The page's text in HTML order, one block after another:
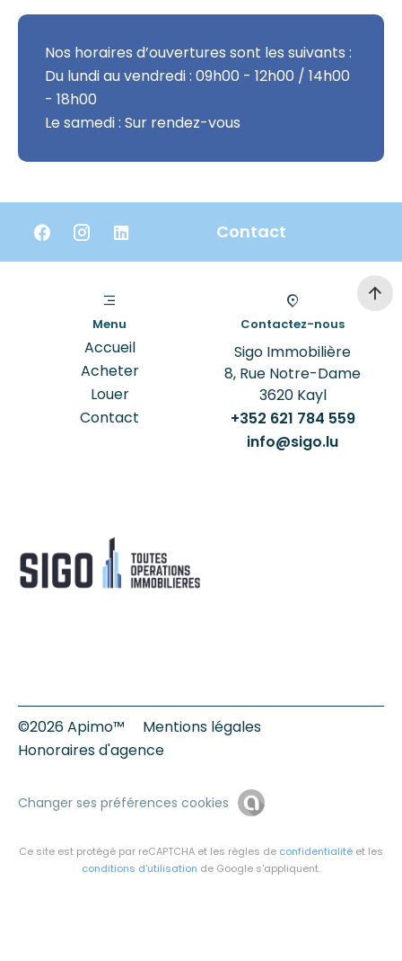
Nos horaires d’ouvertures sont les suivants :
Du lundi au vendredi : 09h00 - 12h00 / 14h00
- 18h00
Le samedi : Sur rendez-vous
Contact
Menu
Accueil
Acheter
Louer
Contact
Contactez-nous
Sigo Immobilière
8, Rue Notre-Dame
3620Kayl
+352 621 784 559
info@sigo.lu
©2026 Apimo™
Mentions légales
Honoraires d'agence
Changer ses préférences cookies
Ce site est protégé par reCAPTCHA et les règles de confidentialité et les
conditions d'utilisation de Google s'appliquent.